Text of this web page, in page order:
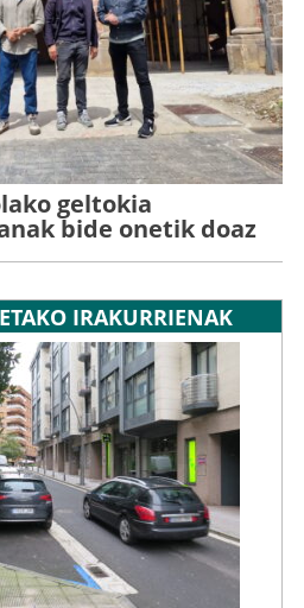
geltokia
bide onetik doaz
IRAKURRIENAK